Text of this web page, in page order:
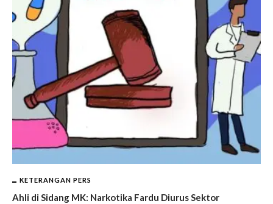
KETERANGAN PERS
Ahli di Sidang MK: Narkotika Fardu Diurus Sektor